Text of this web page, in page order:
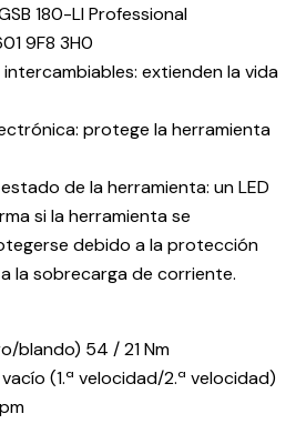
180-LI Professional
9F8 3H0
extienden la vida
protege la herramienta
de la herramienta: un LED
si la herramienta se
debido a la protección
la sobrecarga de corriente.
blando) 54 / 21 Nm
(1.ª velocidad/2.ª velocidad)